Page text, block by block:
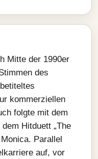
Mitte der 1990er
des
kommerziellen
folgte mit dem
Hitduett „The
Parallel
auf, vor